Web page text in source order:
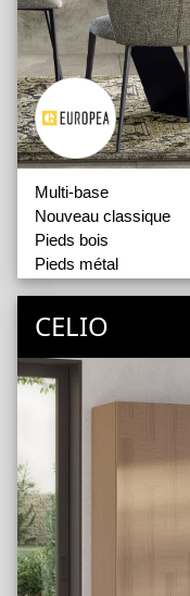
Zenit
Multi-base
Nouveau classique
Pieds bois
Pieds métal
Tabourets
CELIO